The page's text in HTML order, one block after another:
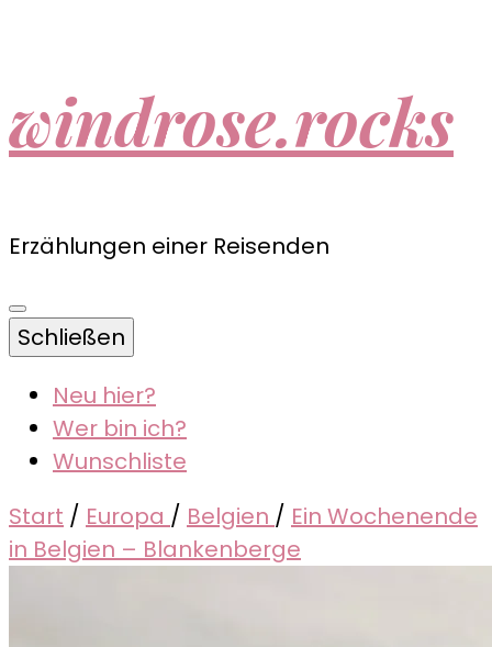
windrose.rocks
Erzählungen einer Reisenden
Schließen
Neu hier?
Wer bin ich?
Wunschliste
Start / Europa / Belgien / Ein Wochenende
in Belgien – Blankenberge